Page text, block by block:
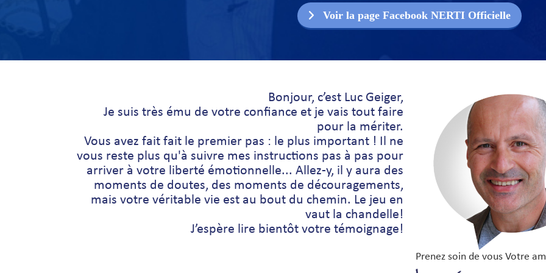
Voir la page Facebook NERTI Officielle
Bonjour, c’est Luc Geiger,
Je suis très ému de votre confiance et je vais tout faire
pour la mériter.
Vous avez fait fait le premier pas : le plus important ! Il ne
vous reste plus qu'à suivre mes instructions pas à pas pour
arriver à votre liberté émotionnelle... Allez-y, il y aura des
moments de doutes, des moments de découragements,
mais votre véritable vie est au bout du chemin. Le jeu en
vaut la chandelle!
J’espère lire bientôt votre témoignage!
Prenez soin de vous Votre